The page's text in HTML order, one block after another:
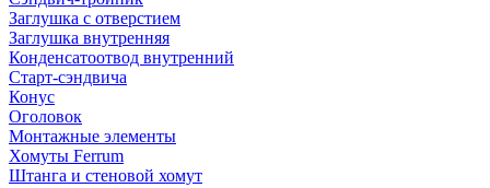
Заглушка с отверстием
Заглушка внутренняя
Конденсатоотвод внутренний
Старт-сэндвича
Конус
Оголовок
Монтажные элементы
Хомуты Ferrum
Штанга и стеновой хомут